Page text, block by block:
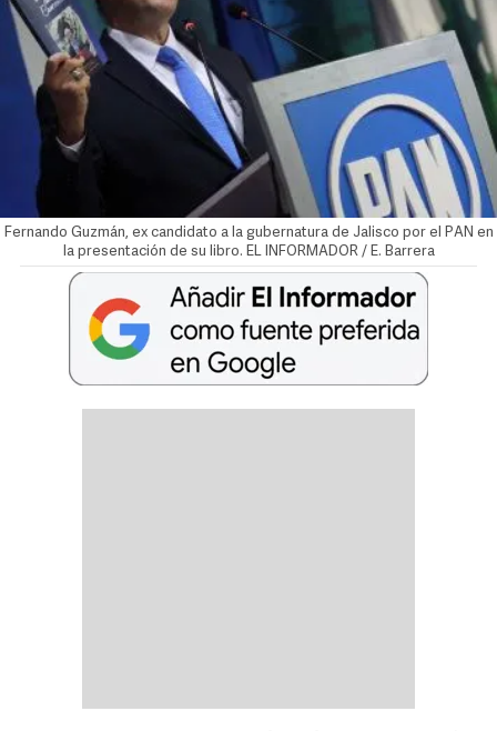
Fernando Guzmán, ex candidato a la gubernatura de Jalisco por el PAN en
la presentación de su libro. EL INFORMADOR / E. Barrera